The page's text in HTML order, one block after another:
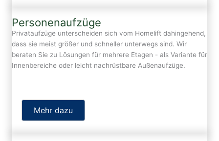
Personenaufzüge
Privataufzüge unterscheiden sich vom Homelift dahingehend,
dass sie meist größer und schneller unterwegs sind. Wir
beraten Sie zu Lösungen für mehrere Etagen - als Variante für
Innenbereiche oder leicht nachrüstbare Außenaufzüge.
Mehr dazu